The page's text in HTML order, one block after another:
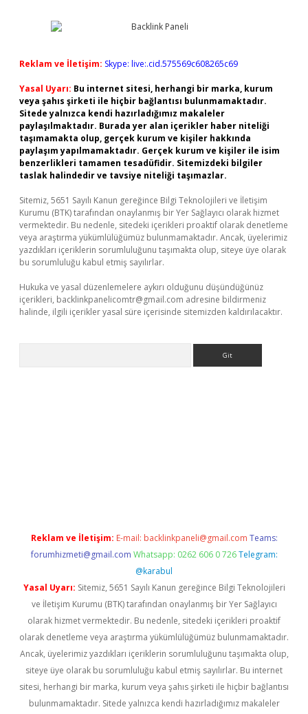
Reklam ve İletişim: Skype: live:.cid.575569c608265c69
Yasal Uyarı: Bu internet sitesi, herhangi bir marka, kurum
veya şahıs şirketi ile hiçbir bağlantısı bulunmamaktadır.
Sitede yalnızca kendi hazırladığımız makaleler
paylaşılmaktadır. Burada yer alan içerikler haber niteliği
taşımamakta olup, gerçek kurum ve kişiler hakkında
paylaşım yapılmamaktadır. Gerçek kurum ve kişiler ile isim
benzerlikleri tamamen tesadüfidir. Sitemizdeki bilgiler
taslak halindedir ve tavsiye niteliği taşımazlar.
Sitemiz, 5651 Sayılı Kanun gereğince Bilgi Teknolojileri ve İletişim
Kurumu (BTK) tarafından onaylanmış bir Yer Sağlayıcı olarak hizmet
vermektedir. Bu nedenle, sitedeki içerikleri proaktif olarak denetleme
veya araştırma yükümlülüğümüz bulunmamaktadır. Ancak, üyelerimiz
yazdıkları içeriklerin sorumluluğunu taşımakta olup, siteye üye olarak
bu sorumluluğu kabul etmiş sayılırlar.
Hukuka ve yasal düzenlemelere aykırı olduğunu düşündüğünüz
içerikleri, backlinkpanelicomtr@gmail.com adresine bildirmeniz
halinde, ilgili içerikler yasal süre içerisinde sitemizden kaldırılacaktır.
Reklam ve İletişim: E-mail: backlinkpaneli@gmail.com Teams:
forumhizmeti@gmail.com Whatsapp: 0262 606 0 726 Telegram:
@karabul
Yasal Uyarı: Sitemiz, 5651 Sayılı Kanun gereğince Bilgi Teknolojileri
ve İletişim Kurumu (BTK) tarafından onaylanmış bir Yer Sağlayıcı
olarak hizmet vermektedir. Bu nedenle, sitedeki içerikleri proaktif
olarak denetleme veya araştırma yükümlülüğümüz bulunmamaktadır.
Ancak, üyelerimiz yazdıkları içeriklerin sorumluluğunu taşımakta olup,
siteye üye olarak bu sorumluluğu kabul etmiş sayılırlar. Bu internet
sitesi, herhangi bir marka, kurum veya şahıs şirketi ile hiçbir bağlantısı
bulunmamaktadır. Sitede yalnızca kendi hazırladığımız makaleler